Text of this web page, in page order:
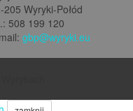
205 Wyryki-Połód
508 199 120
gbp@wyryki.eu